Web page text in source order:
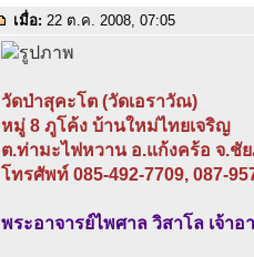
เมื่อ: 22 ต.ค. 2008, 07:05
วัดป่าสุคะโต (วัดเอราวัณ)
หมู่ 8 ภูโค้ง บ้านใหม่ไทยเจริญ
ต.ท่ามะไฟหวาน อ.แก้งคร้อ จ.ชั
โทรศัพท์ 085-492-7709, 087-
พระอาจารย์ไพศาล วิสาโล เจ้าอ